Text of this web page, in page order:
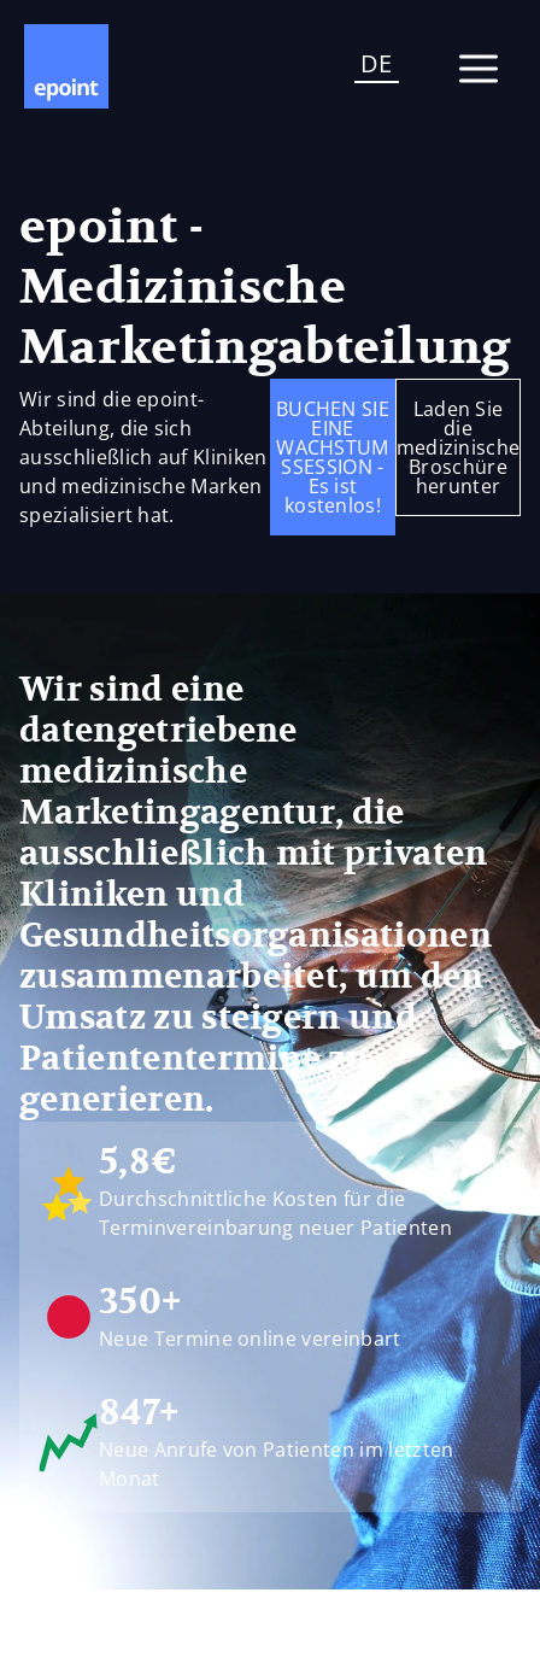
DE
epoint -
Medizinische
Marketingabteilung
Wir sind die epoint-
Abteilung, die sich
ausschließlich auf Kliniken
und medizinische Marken
spezialisiert hat.
BUCHEN SIE
EINE
WACHSTUM
SSESSION -
Es ist
kostenlos!
Laden Sie
die
medizinische
Broschüre
herunter
Wir sind eine
datengetriebene
medizinische
Marketingagentur, die
ausschließlich mit privaten
Kliniken und
Gesundheitsorganisationen
zusammenarbeitet, um den
Umsatz zu steigern und
Patiententermine zu
generieren.
5,8€
Durchschnittliche Kosten für die
Terminvereinbarung neuer Patienten
350+
Neue Termine online vereinbart
847+
Neue Anrufe von Patienten im letzten
Monat